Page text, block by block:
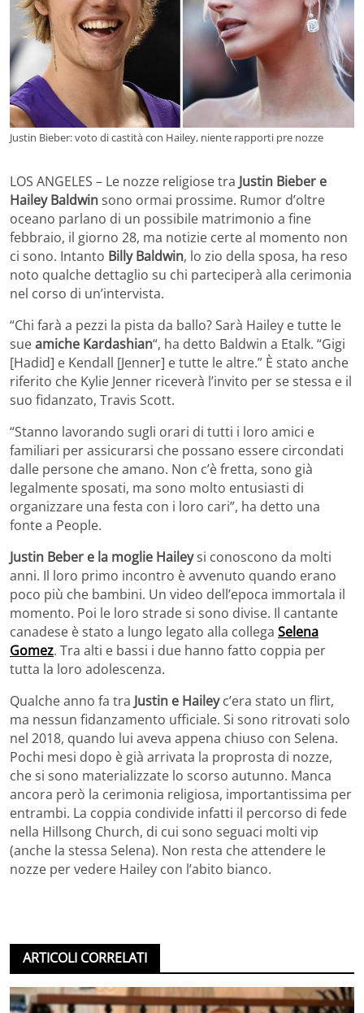
Justin Bieber: voto di castità con Hailey, niente rapporti pre nozze
LOS ANGELES – Le nozze religiose tra Justin Bieber e
Hailey Baldwinsono ormai prossime. Rumor d’oltre
oceano parlano di un possibile matrimonio a fine
febbraio, il giorno 28, ma notizie certe al momento non
ci sono. Intanto Billy Baldwin, lo zio della sposa, ha reso
noto qualche dettaglio su chi parteciperà alla cerimonia
nel corso di un’intervista.
“Chi farà a pezzi la pista da ballo? Sarà Hailey e tutte le
sueamiche Kardashian“, ha detto Baldwin a Etalk. “Gigi
[Hadid] e Kendall [Jenner] e tutte le altre.” È stato anche
riferito che Kylie Jenner riceverà l’invito per se stessa e il
suo fidanzato, Travis Scott.
“Stanno lavorando sugli orari di tutti i loro amici e
familiari per assicurarsi che possano essere circondati
dalle persone che amano. Non c’è fretta, sono già
legalmente sposati, ma sono molto entusiasti di
organizzare una festa con i loro cari”, ha detto una
fonte a People.
Justin Beber e la moglie Haileysi conoscono da molti
anni. Il loro primo incontro è avvenuto quando erano
poco più che bambini. Un video dell’epoca immortala il
momento. Poi le loro strade si sono divise. Il cantante
canadese è stato a lungo legato alla collega Selena
Gomez. Tra alti e bassi i due hanno fatto coppia per
tutta la loro adolescenza.
Qualche anno fa tra Justin e Haileyc’era stato un flirt,
ma nessun fidanzamento ufficiale. Si sono ritrovati solo
nel 2018, quando lui aveva appena chiuso con Selena.
Pochi mesi dopo è già arrivata la proprosta di nozze,
che si sono materializzate lo scorso autunno. Manca
ancora però la cerimonia religiosa, importantissima per
entrambi. La coppia condivide infatti il percorso di fede
nella Hillsong Church, di cui sono seguaci molti vip
(anche la stessa Selena). Non resta che attendere le
nozze per vedere Hailey con l’abito bianco.
ARTICOLI CORRELATI